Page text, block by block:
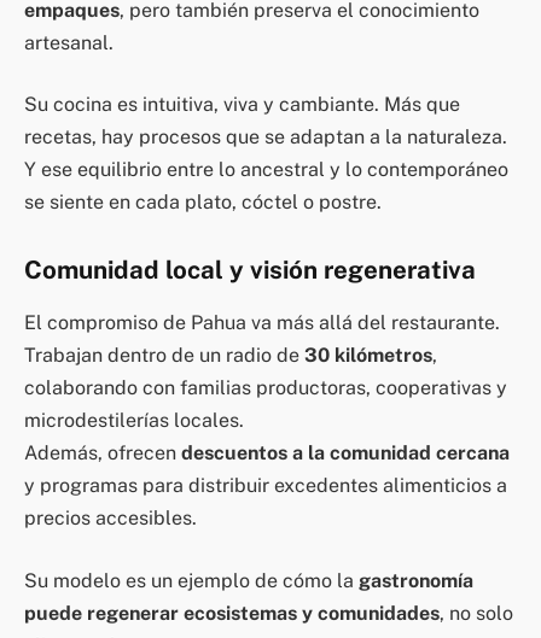
empaques, pero también preserva el conocimiento
artesanal.
Su cocina es intuitiva, viva y cambiante. Más que
recetas, hay procesos que se adaptan a la naturaleza.
Y ese equilibrio entre lo ancestral y lo contemporáneo
se siente en cada plato, cóctel o postre.
Comunidad local y visión regenerativa
El compromiso de Pahua va más allá del restaurante.
Trabajan dentro de un radio de 30 kilómetros,
colaborando con familias productoras, cooperativas y
microdestilerías locales.
Además, ofrecen descuentos a la comunidad cercana
y programas para distribuir excedentes alimenticios a
precios accesibles.
Su modelo es un ejemplo de cómo la gastronomía
puede regenerar ecosistemas y comunidades, no solo